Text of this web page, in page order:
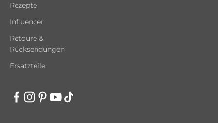
Rezepte
Influencer
Retoure &
Rücksendungen
Ersatzteile